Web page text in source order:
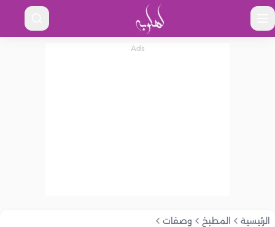
الرئيسية المطبخ وصفات